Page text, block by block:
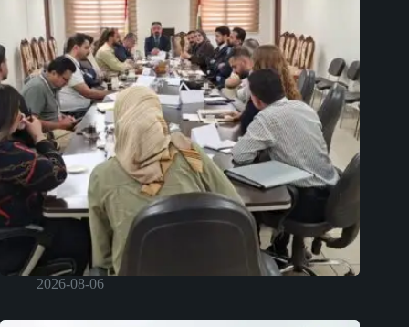
2026-08-06